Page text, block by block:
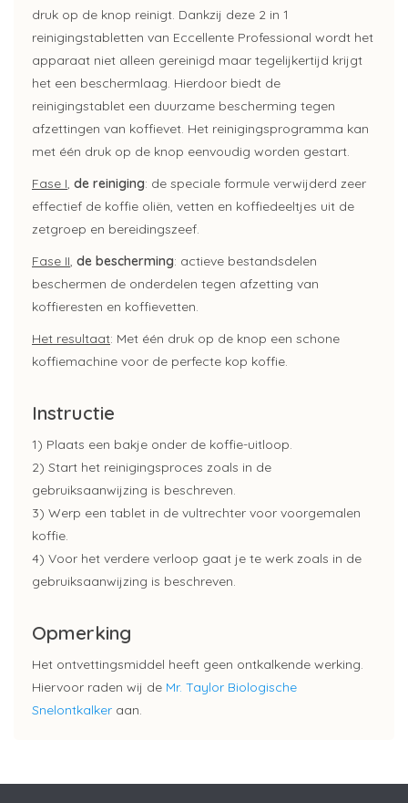
druk op de knop reinigt. Dankzij deze 2 in 1
reinigingstabletten van Eccellente Professional wordt het
apparaat niet alleen gereinigd maar tegelijkertijd krijgt
het een beschermlaag. Hierdoor biedt de
reinigingstablet een duurzame bescherming tegen
afzettingen van koffievet. Het reinigingsprogramma kan
met één druk op de knop eenvoudig worden gestart.
Fase I, de reiniging: de speciale formule verwijderd zeer
effectief de koffie oliën, vetten en koffiedeeltjes uit de
zetgroep en bereidingszeef.
Fase II, de bescherming: actieve bestandsdelen
beschermen de onderdelen tegen afzetting van
koffieresten en koffievetten.
Het resultaat: Met één druk op de knop een schone
koffiemachine voor de perfecte kop koffie.
Instructie
1) Plaats een bakje onder de koffie-uitloop.
2) Start het reinigingsproces zoals in de
gebruiksaanwijzing is beschreven.
3) Werp een tablet in de vultrechter voor voorgemalen
koffie.
4) Voor het verdere verloop gaat je te werk zoals in de
gebruiksaanwijzing is beschreven.
Opmerking
Het ontvettingsmiddel heeft geen ontkalkende werking.
Hiervoor raden wij de Mr. Taylor Biologische
Snelontkalker aan.